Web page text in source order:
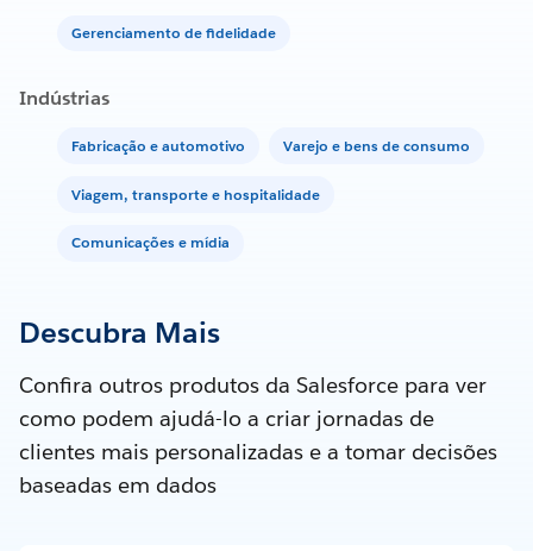
Gerenciamento de fidelidade
Indústrias
Fabricação e automotivo Varejo e bens de consumo
Viagem, transporte e hospitalidade
Comunicações e mídia
Descubra Mais
Confira outros produtos da Salesforce para ver
como podem ajudá-lo a criar jornadas de
clientes mais personalizadas e a tomar decisões
baseadas em dados